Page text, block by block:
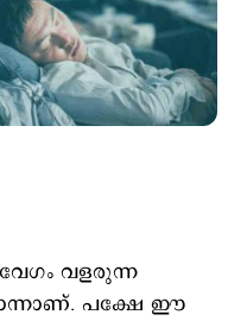
വളരുന്ന
പക്ഷേ ഈ